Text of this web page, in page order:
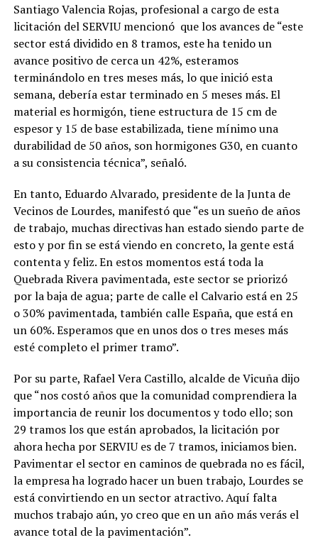
Santiago Valencia Rojas, profesional a cargo de esta
licitación del SERVIU mencionó que los avances de “este
sector está dividido en 8 tramos, este ha tenido un
avance positivo de cerca un 42%, esteramos
terminándolo en tres meses más, lo que inició esta
semana, debería estar terminado en 5 meses más. El
material es hormigón, tiene estructura de 15 cm de
espesor y 15 de base estabilizada, tiene mínimo una
durabilidad de 50 años, son hormigones G30, en cuanto
a su consistencia técnica”, señaló.
En tanto, Eduardo Alvarado, presidente de la Junta de
Vecinos de Lourdes, manifestó que “es un sueño de años
de trabajo, muchas directivas han estado siendo parte de
esto y por fin se está viendo en concreto, la gente está
contenta y feliz. En estos momentos está toda la
Quebrada Rivera pavimentada, este sector se priorizó
por la baja de agua; parte de calle el Calvario está en 25
o 30% pavimentada, también calle España, que está en
un 60%. Esperamos que en unos dos o tres meses más
esté completo el primer tramo”.
Por su parte, Rafael Vera Castillo, alcalde de Vicuña dijo
que “nos costó años que la comunidad comprendiera la
importancia de reunir los documentos y todo ello; son
29 tramos los que están aprobados, la licitación por
ahora hecha por SERVIU es de 7 tramos, iniciamos bien.
Pavimentar el sector en caminos de quebrada no es fácil,
la empresa ha logrado hacer un buen trabajo, Lourdes se
está convirtiendo en un sector atractivo. Aquí falta
muchos trabajo aún, yo creo que en un año más verás el
avance total de la pavimentación”.